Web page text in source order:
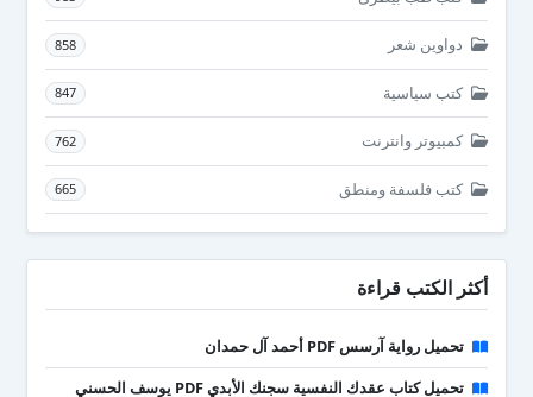
دواوين شعر 858
كتب سياسية 847
كمبيوتر وانترنت 762
كتب فلسفة ومنطق 665
أكثر الكتب قراءة
تحميل رواية آرسس PDF أحمد آل حمدان
تحميل كتاب عقدك النفسية سجنك الأبدي PDF يوسف الحسني